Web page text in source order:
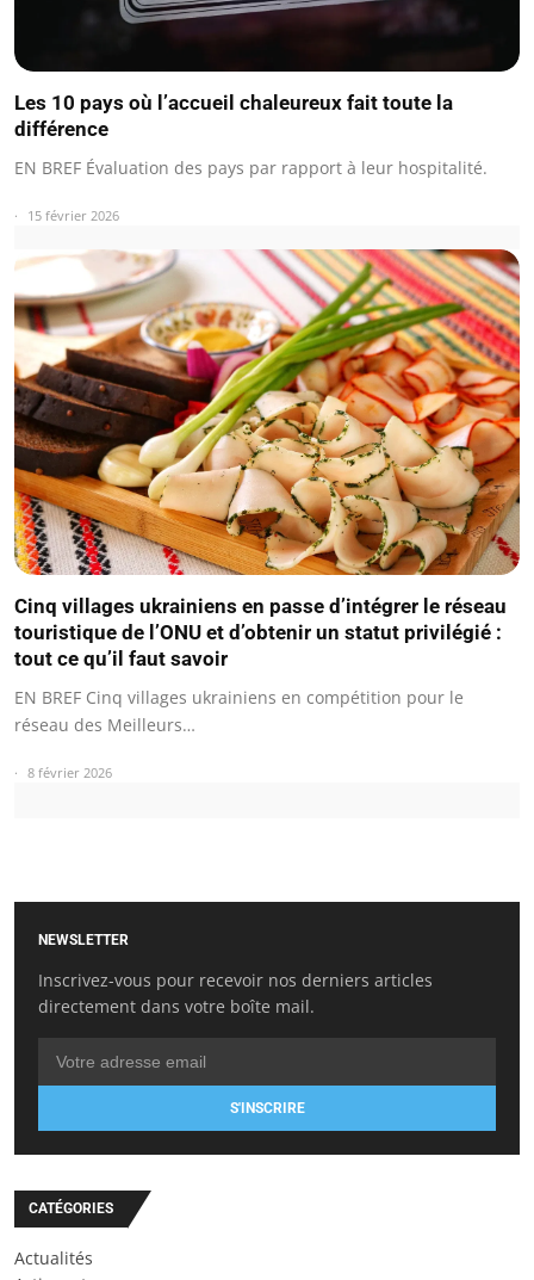
Les 10 pays où l’accueil chaleureux fait toute la
différence
EN BREF Évaluation des pays par rapport à leur hospitalité.
15 février 2026
Cinq villages ukrainiens en passe d’intégrer le réseau
touristique de l’ONU et d’obtenir un statut privilégié :
tout ce qu’il faut savoir
EN BREF Cinq villages ukrainiens en compétition pour le
réseau des Meilleurs…
8 février 2026
NEWSLETTER
Inscrivez-vous pour recevoir nos derniers articles
directement dans votre boîte mail.
S'INSCRIRE
CATÉGORIES
Actualités